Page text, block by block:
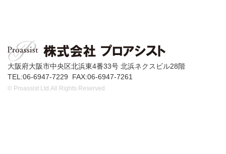
大阪府大阪市中央区北浜東4番33号 北浜ネクスビル28階
TEL:06-6947-7229 FAX:06-6947-7261
© Proassist Ltd.All Rights Reserved.